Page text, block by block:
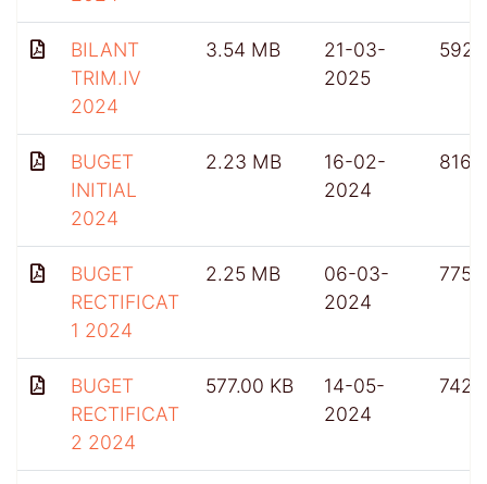
BILANT
TRIM.IV
2024
3.54 MB
21-03-
2025
592
BUGET
INITIAL
2024
2.23 MB
16-02-
2024
816
BUGET
RECTIFICAT
1 2024
2.25 MB
06-03-
2024
775
BUGET
RECTIFICAT
2 2024
577.00 KB
14-05-
2024
742